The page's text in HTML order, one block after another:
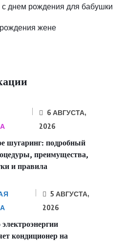
днем рождения для бабушки
жене
6 АВГУСТА,
2026
шугаринг: подробный
преимущества,
и правила
5 АВГУСТА,
2026
кондиционер на